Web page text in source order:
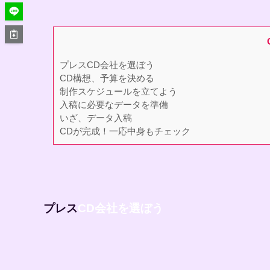
プレスCD会社を選ぼう
CD構想、予算を決める
制作スケジュールを立てよう
入稿に必要なデータを準備
いざ、データ入稿
CDが完成！一応中身もチェック
プレスCD会社を選ぼう